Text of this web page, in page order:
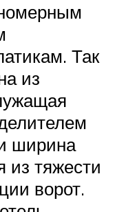
Так
из
ширина
из тяжести
ворот.